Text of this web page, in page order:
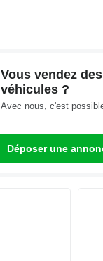
Vous vendez
véhicules ?
Avec nous, c'est
Déposer une